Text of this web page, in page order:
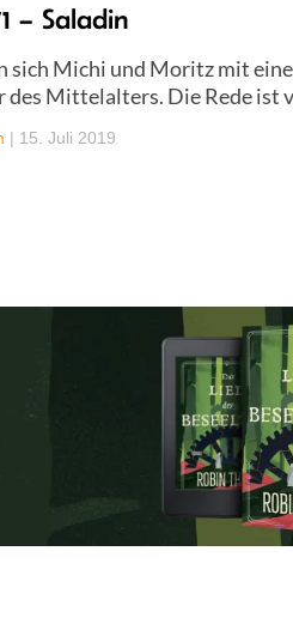
– Saladin
sich Michi und Moritz mit
des Mittelalters. Die Rede ist
| 15. Juli 2019